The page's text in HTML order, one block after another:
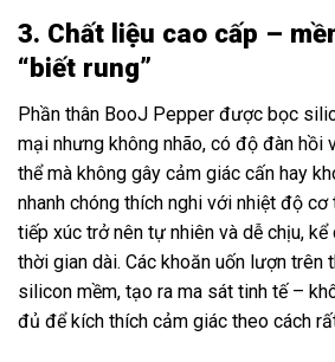
3. Chất liệu cao cấp –
“biết rung”
Phần thân BooJ Pepper được bọc
mại nhưng không nhão, có độ đàn hồi
thể mà không gây cảm giác cấn hay
nhanh chóng thích nghi với nhiệt độ
tiếp xúc trở nên tự nhiên và dễ chịu,
thời gian dài. Các khoăn uốn lượn trên
silicon mềm, tạo ra ma sát tinh tế –
đủ để kích thích cảm giác theo cách